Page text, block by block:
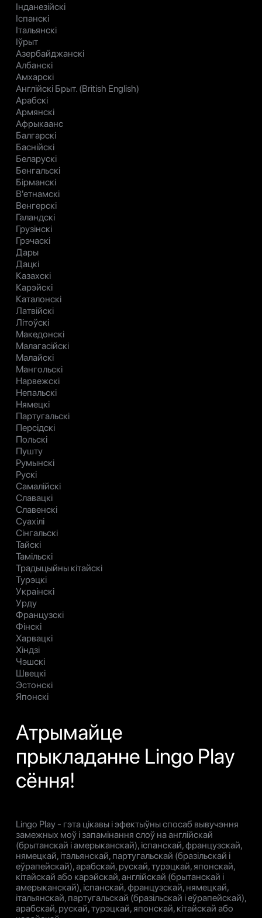
Інданезійскі
Іспанскі
Італьянскі
Іўрыт
Азербайджанскі
Албанскі
Амхарскі
Англійскі Брыт. (British English)
Арабскі
Армянскі
Афрыкаанс
Балгарскі
Баснійскі
Беларускі
Бенгальскі
Бірманскі
В'етнамскі
Венгерскі
Галандскі
Грузінскі
Грэчаскі
Дары
Дацкі
Казахскі
Карэйскі
Каталонскі
Латвійскі
Літоўскі
Македонскі
Малагасійскі
Малайскі
Мангольскі
Нарвежскі
Непальскі
Нямецкі
Партугальскі
Персідскі
Польскі
Пушту
Румынскі
Рускі
Самалійскі
Славацкі
Славенскі
Суахілі
Сінгальскі
Тайскі
Тамільскі
Традыцыйны кітайскі
Турэцкі
Украінскі
Урду
Французскі
Фінскі
Харвацкі
Хіндзі
Чэшскі
Швецкі
Эстонскі
Японскі
Атрымайце
прыкладанне Lingo Play
сёння!
Lingo Play - гэта цікавы і эфектыўны спосаб вывучэння
замежных моў і запамінання слоў на англійскай
(брытанскай і амерыканскай), іспанскай, французскай,
нямецкай, італьянскай, партугальскай (бразільскай і
еўрапейскай), арабскай, рускай, турэцкай, японскай,
кітайскай або карэйскай, англійскай (брытанскай і
амерыканскай), іспанскай, французскай, нямецкай,
італьянскай, партугальскай (бразільскай і еўрапейскай),
арабскай, рускай, турэцкай, японскай, кітайскай або